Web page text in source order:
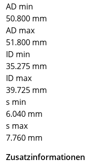
AD min
50.800 mm
AD max
51.800 mm
ID min
35.275 mm
ID max
39.725 mm
s min
6.040 mm
s max
7.760 mm
Zusatzinformationen